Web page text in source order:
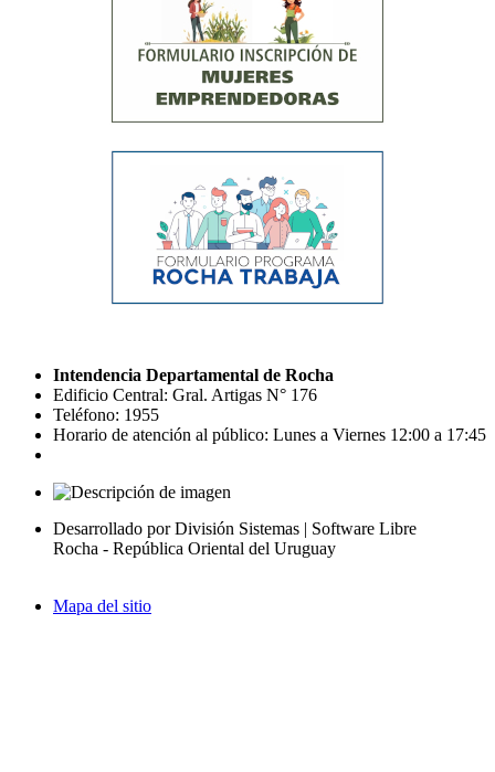
Intendencia Departamental de Rocha
Edificio Central: Gral. Artigas N° 176
Teléfono: 1955
Horario de atención al público: Lunes a Viernes 12:00 a 17:45
Desarrollado por División Sistemas | Software Libre
Rocha - República Oriental del Uruguay
Mapa del sitio